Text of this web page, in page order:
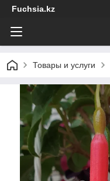
Fuchsia.kz
Товары и услуги